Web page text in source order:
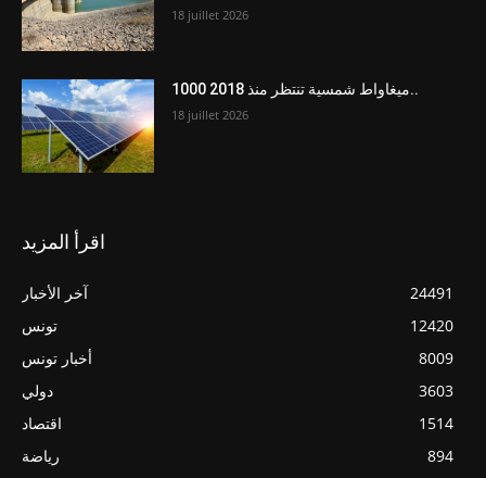
18 juillet 2026
1000 ميغاواط شمسية تنتظر منذ 2018..
18 juillet 2026
اقرأ المزيد
آخر الأخبار
24491
تونس
12420
أخبار تونس
8009
دولي
3603
اقتصاد
1514
رياضة
894